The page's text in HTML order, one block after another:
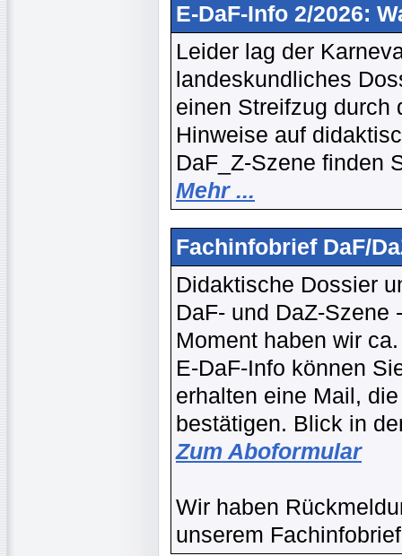
E-DaF-Info 2/2026:
Leider lag der
landeskundliches
einen Streifzug durch
Hinweise auf
DaF_Z-Szene finden
Mehr ...
Fachinfobrief DaF/
Didaktische Dossier
DaF- und DaZ-Szene
Moment haben wir
E-DaF-Info können
erhalten eine Mail,
bestätigen. Blick in
Zum Aboformular
Wir haben
unserem